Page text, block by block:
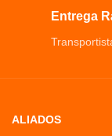
Entrega
ALIADOS